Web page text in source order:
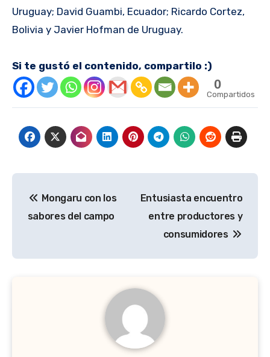
Uruguay; David Guambi, Ecuador; Ricardo Cortez,
Bolivia y Javier Hofman de Uruguay.
Si te gustó el contenido, compartilo :)
0
Compartidos
de
Mongaru con los
sabores del campo
Entusiasta encuentro
entre productores y
consumidores